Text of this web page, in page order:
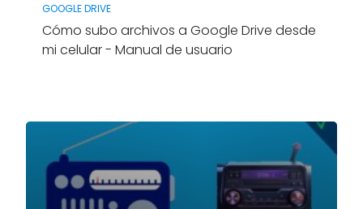
GOOGLE DRIVE
Cómo subo archivos a Google Drive desde
mi celular - Manual de usuario